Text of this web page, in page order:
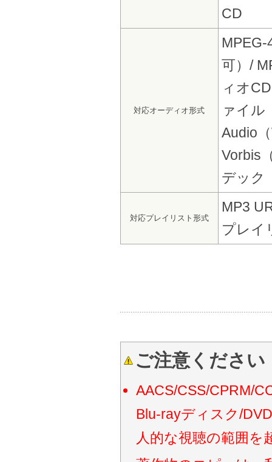
CD
対応オーディオ形式
可）/
ィオ
ァイル
Audio
Vorbis
デック
対応プレイリスト形式
MP3
プレイ
ご注意ください
AACS/CSS/CPRM/
Blu-rayディスク/
人的な視聴の範囲を